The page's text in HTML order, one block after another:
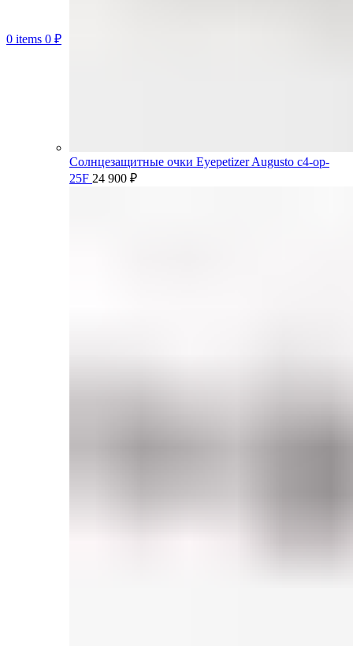
0 items 0 ₽
Солнцезащитные очки Eyepetizer Augusto c4-op-
25F 24 900 ₽